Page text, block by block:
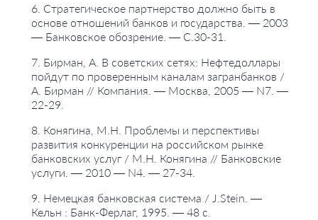
6. Стратегическое партнерство должно быть в
основе отношений банков и государства. — 2003
— Банковское обозрение. — С.30-31.
7. Бирман, А. В советских сетях: Нефтедоллары
пойдут по проверенным каналам загранбанков /
А. Бирман // Компания. — Москва, 2005 — N7. —
22-29.
8. Конягина, М.Н. Проблемы и перспективы
развития конкуренции на российском рынке
банковских услуг / М.Н. Конягина // Банковские
услуги. — 2010 — N4. — 27-34.
9. Немецкая банковская система / J.Stein. —
Кельн : Банк-Ферлаг, 1995. — 48 с.